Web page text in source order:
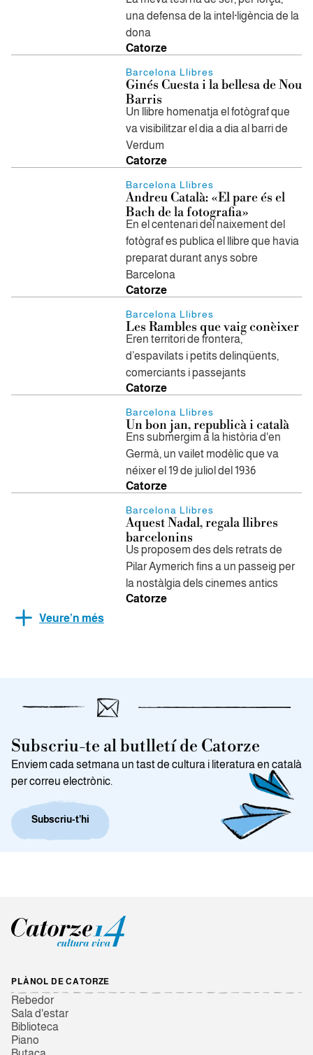
una defensa de la intel·ligència de la
dona
Catorze
Barcelona Llibres
Ginés Cuesta i la bellesa de Nou
Barris
Un llibre homenatja el fotògraf que
va visibilitzar el dia a dia al barri de
Verdum
Catorze
Barcelona Llibres
Andreu Català: «El pare és el
Bach de la fotografia»
En el centenari del naixement del
fotògraf es publica el llibre que havia
preparat durant anys sobre
Barcelona
Catorze
Barcelona Llibres
Les Rambles que vaig conèixer
Eren territori de frontera,
d’espavilats i petits delinqüents,
comerciants i passejants
Catorze
Barcelona Llibres
Un bon jan, republicà i català
Ens submergim a la història d'en
Germà, un vailet modèlic que va
néixer el 19 de juliol del 1936
Catorze
Barcelona Llibres
Aquest Nadal, regala llibres
barcelonins
Us proposem des dels retrats de
Pilar Aymerich fins a un passeig per
la nostàlgia dels cinemes antics
Catorze
Veure’n més
Subscriu-te al butlletí de Catorze
Enviem cada setmana un tast de cultura i literatura en català
per correu electrònic.
Subscriu-t’hi
PLÀNOL DE CATORZE
Rebedor
Sala d'estar
Biblioteca
Piano